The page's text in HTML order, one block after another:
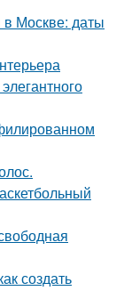
Москве: даты
создать